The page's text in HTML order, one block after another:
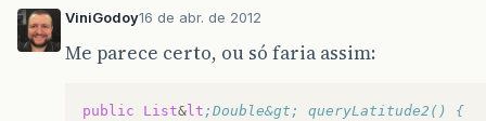
}
catch
}
try
} catch (Exception e) {
ViniGodoy16 de abr. de 2012
Me parece certo, ou só faria assim:
public List& lt ;Double&gt; queryLatitude2() {